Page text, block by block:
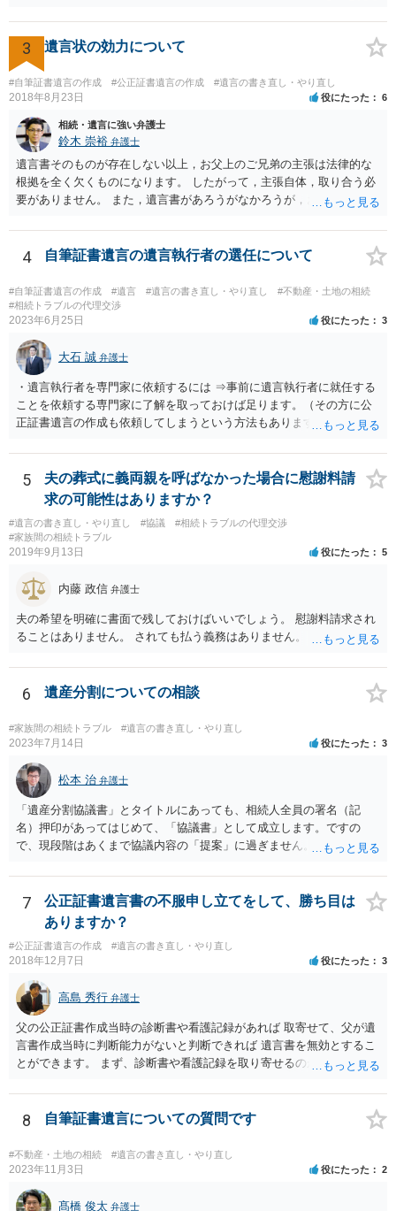
してもらって 診断書を取得して、公証役場へ行って公正証書遺言を
作成するのがよいと思います。 将来争われることが見込まれること
から、弁護士に依頼して手続きを進めた方がよいと思います。
3 遺言状の効力について
#自筆証書遺言の作成 #公正証書遺言の作成 #遺言の書き直し・やり直し
2018年8月23日 役にたった 6
相続・遺言に強い弁護士
鈴木 崇裕 弁護士
遺言書そのものが存在しない以上，お父上のご兄弟の主張は法律的な
根拠を全く欠くものになります。 したがって，主張自体，取り合う必
要がありません。 また，遺言書があろうがなかろうが，お父上のご兄
ご回答にもありますが， 代理人弁護士をたてて，その弁護士から相手
方に対して， ・相続に関する主張は法的根拠がなく，一切応じないこ
と ・今後一切の連絡をしてこないでほしいこと ・連絡を継続してくる
ようであれば警察への通報や法的措置も辞さないこと などを記載した
書面を発送してもらうことがよろしいように思います。
4 自筆証書遺言の遺言執行者の選任について
#自筆証書遺言の作成 #遺言 #遺言の書き直し・やり直し
#不動産・土地の相続
#相続トラブルの代理交渉
2023年6月25日 役にたった 3
大石 誠 弁護士
・遺言執行者を専門家に依頼するには ⇒事前に遺言執行者に就任する
ことを依頼する専門家に了解を取っておけば足ります。（その方に公
正証書遺言の作成も依頼してしまうという方法もあります） 事前に了
ません。 遺言執行者に就任し、遺言執行が完了したときの報酬だけ、
弁護士費用としてかかります。 ・亡くなった際に、法務局に預けた自
筆証書遺言の存在を親族がなかったものにされる可能性 ⇒自筆の遺言
書を法務局に保管した場合、死亡後、法務局に遺言書の有無を照会す
ることになりますので、「法務局に預けた自筆証書遺言の存在を親族
がなかったもの」にすることはできません。 存在をなかったものにす
がありえますが、その予防方法は、遺言者と面談してみないと判断が
難しいです。
5
夫の葬式に義両親を呼ばなかった場合に慰謝料請
求の可能性はありますか？
#遺言の書き直し・やり直し #協議
#相続トラブルの代理交渉
#家族間の相続トラブル
2019年9月13日 役にたった 5
内藤 政信 弁護士
夫の希望を明確に書面で残しておけばいいでしょう。 慰謝料請求され
ることはありません。 されても払う義務はありません。
6 遺産分割についての相談
#家族間の相続トラブル #遺言の書き直し・やり直し
2023年7月14日 役にたった 3
松本 治 弁護士
「遺産分割協議書」とタイトルにあっても、相続人全員の署名（記
名）押印があってはじめて、「協議書」として成立します。ですの
で、現段階はあくまで協議内容の「提案」に過ぎません。 納得がいか
成立となります。その場合、成立させたい相続人が、家庭裁判所に遺
産分割調停を申し立てなければなりません。 なお、弁護士の送付状
は、通常、相続人全員分の（本件であれば４通の）「遺産分割協議
書」を作成するところ、１通だけの作成にとどめる理由が書かれてい
るものです。
7
公正証書遺言書の不服申し立てをして、勝ち目は
ありますか？
#公正証書遺言の作成 #遺言の書き直し・やり直し
2018年12月7日 役にたった 3
高島 秀行 弁護士
父の公正証書作成当時の診断書や看護記録があれば 取寄せて、父が遺
言書作成当時に判断能力がないと判断できれば 遺言書を無効とするこ
とができます。 まず、診断書や看護記録を取り寄せるのが重要となり
いと思います。
8 自筆証書遺言についての質問です
#不動産・土地の相続 #遺言の書き直し・やり直し
2023年11月3日 役にたった 2
髙橋 俊太 弁護士